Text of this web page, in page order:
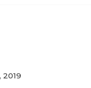
2019